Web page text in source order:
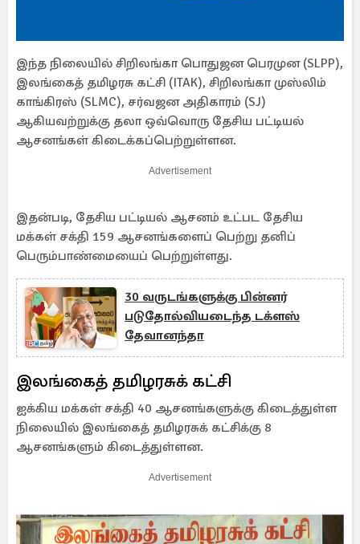
இந்த நிலையில் சிறிலங்கா பொதுஜன பெரமுன (SLPP),
இலங்கைத் தமிழரசு கட்சி (ITAK), சிறிலங்கா முஸ்லிம்
காங்கிரஸ் (SLMC), சர்வஜன அதிகாரம் (SJ)
ஆகியவற்றுக்கு தலா ஒவ்வொரு தேசிய பட்டியல்
ஆசனங்கள் கிடைக்கப்பெற்றுள்ளன.
Advertisement
இதன்படி, தேசிய பட்டியல் ஆசனம் உட்பட தேசிய
மக்கள் சக்தி 159 ஆசனங்களைப் பெற்று தனிப்
பெரும்பாண்மையைப் பெற்றுள்ளது.
30 வருடங்களுக்கு பின்னர்
படுதோல்வியடைந்த டக்ளஸ்
தேவானந்தா
இலங்கைத் தமிழரசுக் கட்சி
ஐக்கிய மக்கள் சக்தி 40 ஆசனங்களுக்கு கிடைத்துள்ள
நிலையில் இலங்கைத் தமிழரசுக் கட்சிக்கு 8
ஆசனங்களும் கிடைத்துள்ளன.
Advertisement